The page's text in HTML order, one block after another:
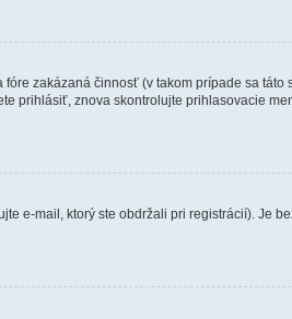
zakázaná činnosť (v takom prípade sa
prihlásiť, znova skontrolujte prihlasovacie
e-mail, ktorý ste obdržali pri registrácií). Je